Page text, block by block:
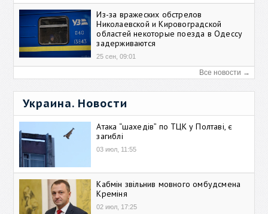
Из-за вражеских обстрелов
Николаевской и Кировоградской
областей некоторые поезда в Одессу
задерживаются
25 сен, 09:01
Все новости →
Украина. Новости
Атака “шахедів” по ТЦК у Полтаві, є
загиблі
03 июл, 11:55
Кабмін звільнив мовного омбудсмена
Креміня
02 июл, 17:25